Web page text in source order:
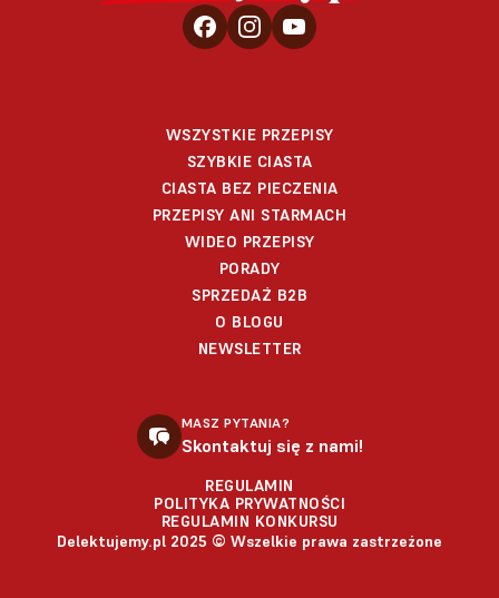
WSZYSTKIE PRZEPISY
SZYBKIE CIASTA
CIASTA BEZ PIECZENIA
PRZEPISY ANI STARMACH
WIDEO PRZEPISY
PORADY
SPRZEDAŻ B2B
O BLOGU
NEWSLETTER
MASZ PYTANIA?
Skontaktuj się z nami!
REGULAMIN
POLITYKA PRYWATNOŚCI
REGULAMIN KONKURSU
Delektujemy.pl 2025 © Wszelkie prawa zastrzeżone